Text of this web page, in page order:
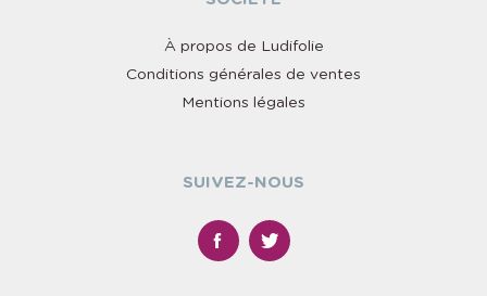
À propos de Ludifolie
Conditions générales de ventes
Mentions légales
SUIVEZ-NOUS